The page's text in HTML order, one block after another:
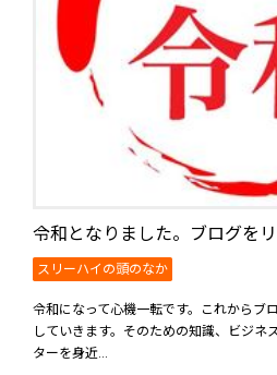
令和となりました。ブログを
スリーハイの頭のなか
令和になって心機一転です。これからブ
していきます。そのための知識、ビジネ
ターを身近...